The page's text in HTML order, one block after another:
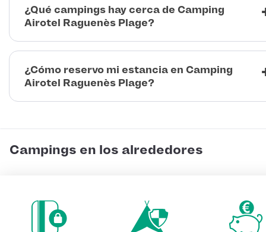
¿Qué campings hay cerca de Camping
Airotel Raguenès Plage?
¿Cómo reservo mi estancia en Camping
Airotel Raguenès Plage?
Campings en los alrededores